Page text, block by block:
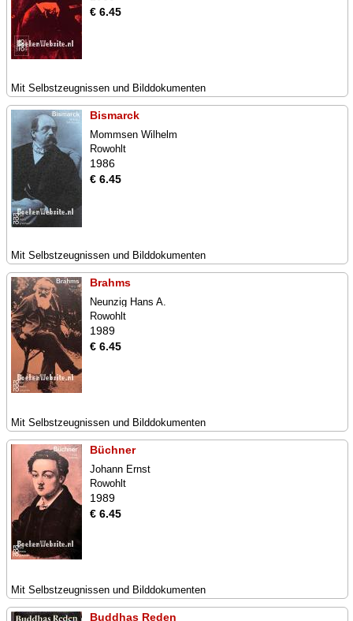
€ 6.45
Mit Selbstzeugnissen und Bilddokumenten
Bismarck
Mommsen Wilhelm
Rowohlt
1986
€ 6.45
Mit Selbstzeugnissen und Bilddokumenten
Brahms
Neunzig Hans A.
Rowohlt
1989
€ 6.45
Mit Selbstzeugnissen und Bilddokumenten
Büchner
Johann Ernst
Rowohlt
1989
€ 6.45
Mit Selbstzeugnissen und Bilddokumenten
Buddhas Reden